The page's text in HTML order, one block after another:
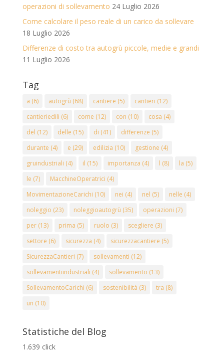
operazioni di sollevamento 24 Luglio 2026
Come calcolare il peso reale di un carico da sollevare
18 Luglio 2026
Differenze di costo tra autogrù piccole, medie e grandi
11 Luglio 2026
Tag
a (6) autogrù (68) cantiere (5) cantieri (12)
cantieriedili (6) come (12) con (10) cosa (4)
del (12) delle (15) di (41) differenze (5)
durante (4) e (29) edilizia (10) gestione (4)
gruindustriali (4) il (15) importanza (4) l (8) la (5)
le (7) MacchineOperatrici (4)
MovimentazioneCarichi (10) nei (4) nel (5) nelle (4)
noleggio (23) noleggioautogrù (35) operazioni (7)
per(13) prima (5) ruolo (3) scegliere (3)
settore (6) sicurezza (4) sicurezzacantiere (5)
SicurezzaCantieri (7) sollevamenti (12)
sollevamentiindustriali (4) sollevamento (13)
SollevamentoCarichi (6) sostenibilità (3) tra (8)
un (10)
Statistiche del Blog
1.639 click